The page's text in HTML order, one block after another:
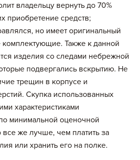
владельцу вернуть до 70%
приобретение средств;
но имеет оригинальный
комплектующие. Также к данной
изделия со следами небрежной
подвергались вскрытию. Не
трещин в корпусе и
Скупка использованных
характеристиками
минимальной оценочной
все же лучше, чем платить за
или хранить его на полке.